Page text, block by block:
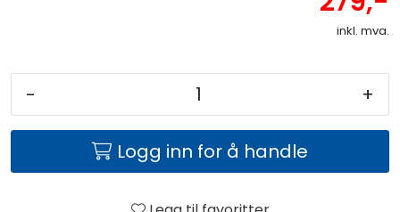
inkl. mva.
- +
Logg inn for å handle